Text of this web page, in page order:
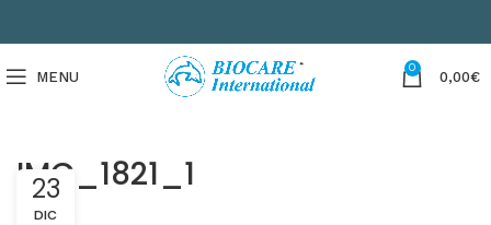
MENU
0
0,00€
IMG_1821_1
23
DIC